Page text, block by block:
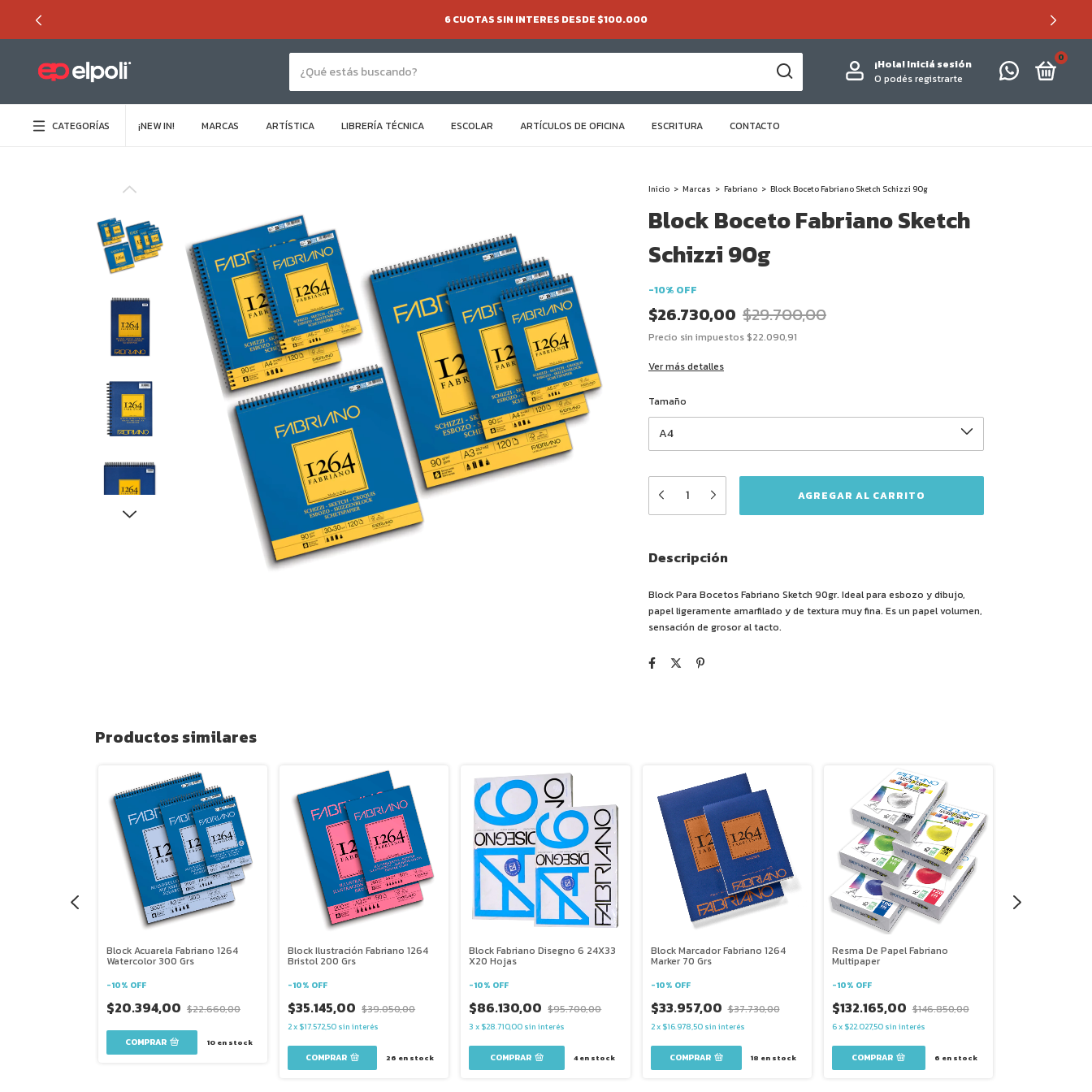
6 CUOTAS SIN INTERES DESDE $100.000
¡Hola!Iniciá sesión
O podés registrarte
0
CATEGORÍAS ¡NEW IN! MARCAS ARTÍSTICA LIBRERÍA TÉCNICA ESCOLAR ARTÍCULOS DE OFICINA ESCRITURA CONTACTO
Inicio > Marcas > Fabriano > Block Boceto Fabriano Sketch Schizzi 90g
Block Boceto Fabriano Sketch
Schizzi 90g
-10% OFF
$26.730,00 $29.700,00
Precio sin impuestos$22.090,91
Ver más detalles
Tamaño
Descripción
Block Para Bocetos Fabriano Sketch 90gr. Ideal para esbozo y dibujo,
papel ligeramente amarfilado y de textura muy fina. Es un papel volumen,
sensación de grosor al tacto.
Productos similares
Block Acuarela Fabriano 1264
Watercolor 300 Grs
-10% OFF
$20.394,00 $22.660,00
COMPRAR 10en stock
Block Ilustración Fabriano 1264
Bristol 200 Grs
-10% OFF
$35.145,00 $39.050,00
2x $17.572,50 sin interés
COMPRAR 26 en stock
Block Fabriano Disegno 6 24X33
X20 Hojas
-10% OFF
$86.130,00 $95.700,00
3 x $28.710,00 sin interés
COMPRAR 4en stock
Block Marcador Fabriano 1264
Marker 70 Grs
-10% OFF
$33.957,00 $37.730,00
2x $16.978,50 sin interés
COMPRAR 18 en stock
Resma De Papel Fabriano
Multipaper
-10% OFF
$132.165,00 $146.850,00
6x $22.027,50 sin interés
COMPRAR 6 en stock